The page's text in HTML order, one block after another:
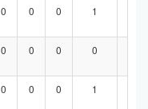
0 0 0 1
0 0 0 0
0 0 0 1